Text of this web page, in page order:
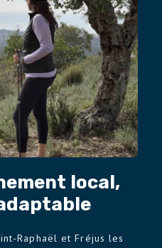
local,
Raphaël et Fréjus les